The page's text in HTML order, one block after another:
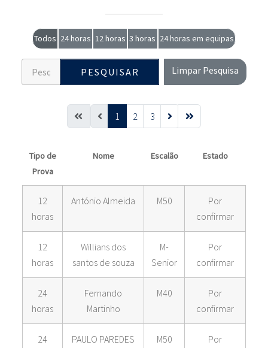
Todos 24 horas 12 horas 3 horas 24 horas em equipas
PESQUISAR Limpar Pesquisa
1 2 3
Tipo de
Prova
Nome Escalão Estado
12
horas
António Almeida M50
Por
confirmar
12
horas
Willians dos
santos de souza
M-
Senior
Por
confirmar
24
horas
Fernando
Martinho
M40
Por
confirmar
24
PAULO PAREDES M50
Por